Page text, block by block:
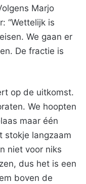
Marjo
“Wettelijk is
We gaan er
De fractie is
op de uitkomst.
We hoopten
maar één
stokje langzaam
niet voor niks
dus het is een
boven de